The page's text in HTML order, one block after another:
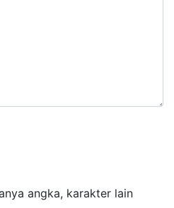
angka, karakter lain